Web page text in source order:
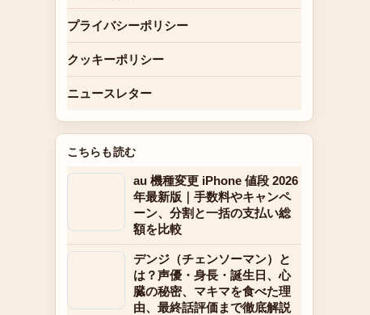
プライバシーポリシー
クッキーポリシー
ニュースレター
こちらも読む
au 機種変更 iPhone 値段 2026
年最新版｜手数料やキャンペ
ーン、分割と一括の支払い総
額を比較
デンジ（チェンソーマン）と
は？声優・身長・誕生日、心
臓の秘密、マキマを食べた理
由、最終話評価まで徹底解説